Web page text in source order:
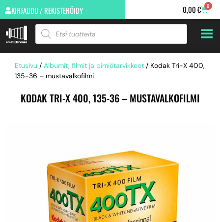
KIRJAUDU / REKISTERÖIDY 0,00€ 0
Etusivu / Albumit, filmit ja pimiötarvikkeet / Kodak Tri-X 400,
135-36 – mustavalkofilmi
KODAK TRI-X 400, 135-36 – MUSTAVALKOFILMI